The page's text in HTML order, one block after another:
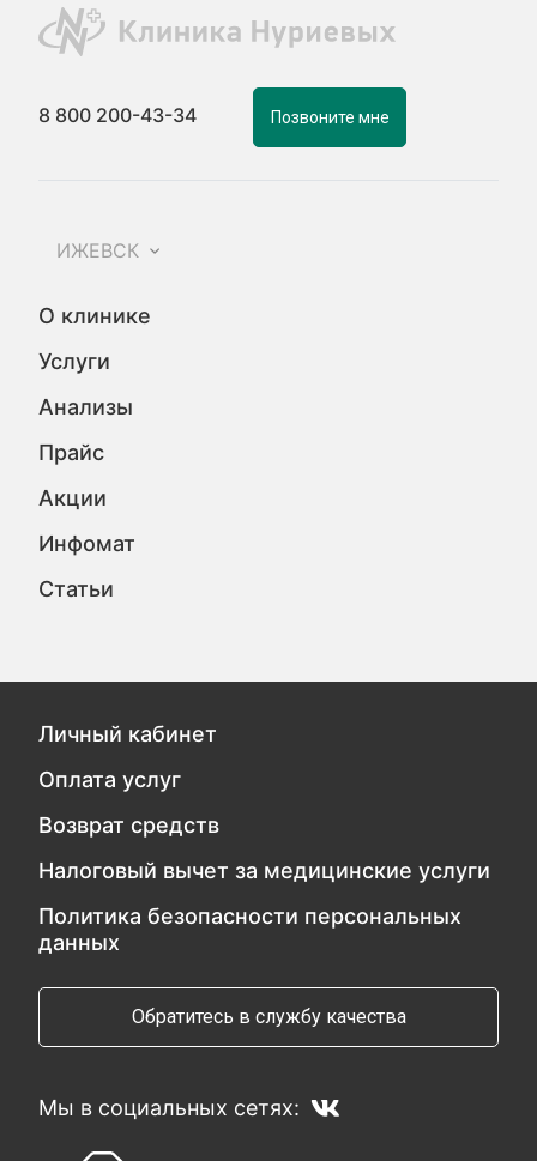
8 800 200-43-34 Позвоните мне
ИЖЕВСК
О клинике
Услуги
Анализы
Прайс
Акции
Инфомат
Статьи
Личный кабинет
Оплата услуг
Возврат средств
Налоговый вычет за медицинские услуги
Политика безопасности персональных
данных
Обратитесь в службу качества
Мы в социальных сетях: